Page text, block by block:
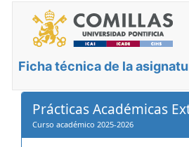
Ficha técnica de la
Prácticas Académicas
Curso académico 2025-2026